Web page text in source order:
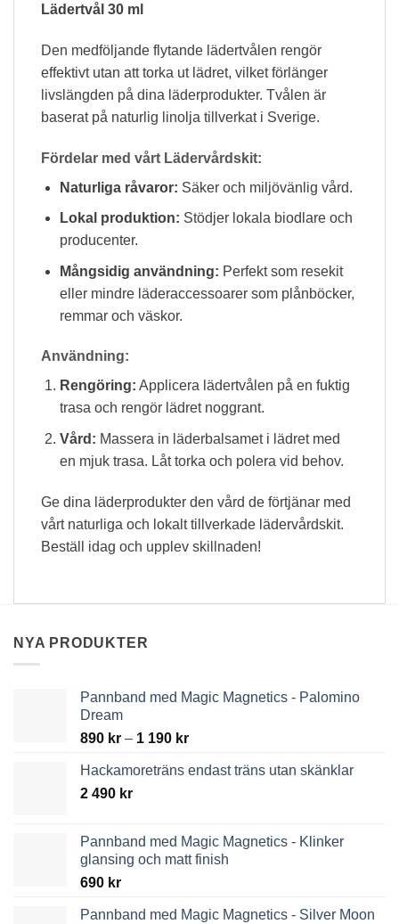
Lädertvål 30 ml
Den medföljande flytande lädertvålen rengör
effektivt utan att torka ut lädret, vilket förlänger
livslängden på dina läderprodukter. Tvålen är
baserat på naturlig linolja tillverkat i Sverige.
Fördelar med vårt Lädervårdskit:
Naturliga råvaror: Säker och miljövänlig vård.
Lokal produktion: Stödjer lokala biodlare och
producenter.
Mångsidig användning: Perfekt som resekit
eller mindre läderaccessoarer som plånböcker,
remmar och väskor.
Användning:
Rengöring: Applicera lädertvålen på en fuktig
trasa och rengör lädret noggrant.
Vård: Massera in läderbalsamet i lädret med
en mjuk trasa. Låt torka och polera vid behov.
Ge dina läderprodukter den vård de förtjänar med
vårt naturliga och lokalt tillverkade lädervårdskit.
Beställ idag och upplev skillnaden!
NYA PRODUKTER
Pannband med Magic Magnetics - Palomino
Dream
890 kr – 1 190 krPrice
890 kr
Hackamoreträns endast träns utan skänklar
2 490 kr
Pannband med Magic Magnetics - Klinker
glansing och matt finish
690 kr
Pannband med Magic Magnetics - Silver Moon